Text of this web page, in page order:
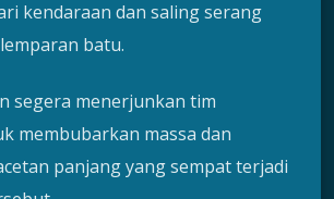
kendaraan dan saling serang
batu.
segera menerjunkan tim
membubarkan massa dan
panjang yang sempat terjadi